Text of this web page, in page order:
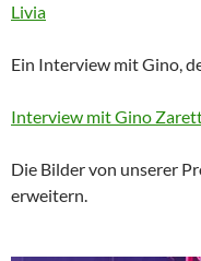
Livia
Ein Interview mit Gino,
Interview mit Gino
Die Bilder von unserer
erweitern.